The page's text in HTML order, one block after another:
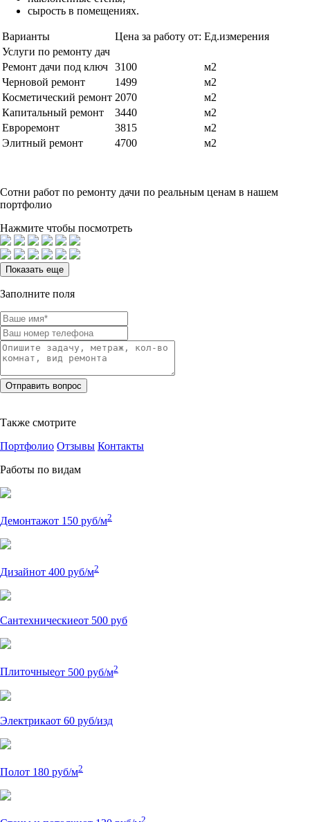
сырость в помещениях.
Варианты Цена за работу от: Ед.измерения
Услуги по ремонту дач
Ремонт дачи под ключ 3100
м2
Черновой ремонт
1499
м2
Косметический ремонт 2070
м2
Капитальный ремонт
3440
м2
Евроремонт
3815
м2
Элитный ремонт
4700 м2
Сотни работ по ремонту дачи по реальным ценам в нашем
портфолио
Нажмите чтобы посмотреть
Показать еще
Заполните поля
Также смотрите
Портфолио Отзывы Контакты
Работы по видам
Демонтажот 150 руб/м2
Дизайнот 400 руб/м2
Сантехническиеот 500 руб
Плиточныеот 500 руб/м2
Электрикаот 60 руб/изд
Полот 180 руб/м2
2